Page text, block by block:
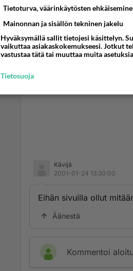
Kävijä
2001-01-24 13:30:00
Eihän sivuilla ollut
Äänestä
Kommentoi
Tietoturva, väärinkäytösten
Mainonnan ja sisällön tekninen jakelu
Hyväksymällä sallit tietojesi käsittelyn.
vaikuttaa asiakaskokemukseesi. Jotkut
vastustaa tätä tai muuttaa muita
Tietosuoja